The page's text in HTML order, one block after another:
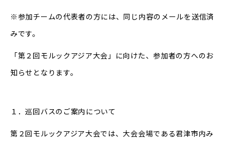
※参加チームの代表者の方には、同じ内容のメールを送信済
みです。
「第２回モルックアジア大会」に向けた、参加者の方へのお
知らせとなります。
１．巡回バスのご案内について
第２回モルックアジア大会では、大会会場である君津市内み